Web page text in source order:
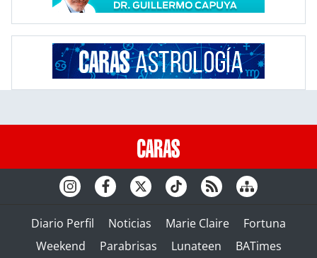
Diario Perfil Noticias Marie Claire
Fortuna
Weekend
Parabrisas Lunateen BATimes